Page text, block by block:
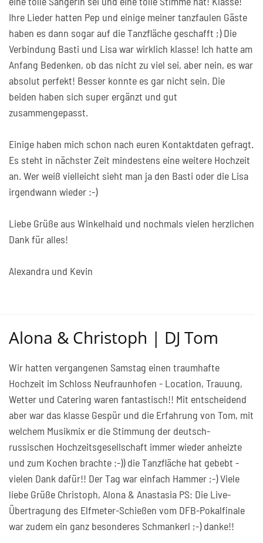
Ihre Lieder hatten Pep und einige meiner tanzfaulen Gäste
haben es dann sogar auf die Tanzfläche geschafft ;) Die
Verbindung Basti und Lisa war wirklich klasse! Ich hatte am
Anfang Bedenken, ob das nicht zu viel sei, aber nein, es war
absolut perfekt! Besser konnte es gar nicht sein. Die
beiden haben sich super ergänzt und gut
zusammengepasst.
Einige haben mich schon nach euren Kontaktdaten gefragt.
Es steht in nächster Zeit mindestens eine weitere Hochzeit
an. Wer weiß vielleicht sieht man ja den Basti oder die Lisa
irgendwann wieder :-)
Liebe Grüße aus Winkelhaid und nochmals vielen herzlichen
Dank für alles!
Alexandra und Kevin
Alona & Christoph | DJ Tom
Wir hatten vergangenen Samstag einen traumhafte
Hochzeit im Schloss Neufraunhofen - Location, Trauung,
Wetter und Catering waren fantastisch!! Mit entscheidend
aber war das klasse Gespür und die Erfahrung von Tom, mit
welchem Musikmix er die Stimmung der deutsch-
russischen Hochzeitsgesellschaft immer wieder anheizte
und zum Kochen brachte :-)) die Tanzfläche hat gebebt -
vielen Dank dafür!! Der Tag war einfach Hammer ;-) Viele
liebe Grüße Christoph, Alona & Anastasia PS: Die Live-
Übertragung des Elfmeter-Schießen vom DFB-Pokalfinale
war zudem ein ganz besonderes Schmankerl ;-) danke!!